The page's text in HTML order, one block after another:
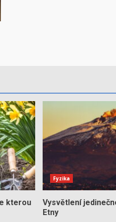
kterou
Fyzika
Vysvětlení
Etny